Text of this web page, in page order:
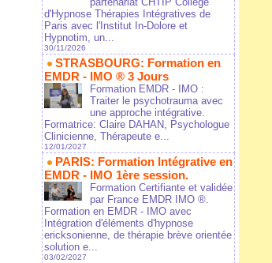
d'Hypnose Thérapies Intégratives de
Paris avec l'Institut In-Dolore et
Hypnotim, un...
30/11/2026
STRASBOURG: Formation en
EMDR - IMO ® 3 Jours
Formation EMDR - IMO :
Traiter le psychotrauma avec
une approche intégrative.
Formatrice: Claire DAHAN, Psychologue
Clinicienne, Thérapeute e...
12/01/2027
PARIS: Formation Intégrative en
EMDR - IMO 1ère session.
Formation Certifiante et validée
par France EMDR IMO ®.
Formation en EMDR - IMO avec
Intégration d'éléments d'hypnose
ericksonienne, de thérapie brève orientée
solution e...
03/02/2027